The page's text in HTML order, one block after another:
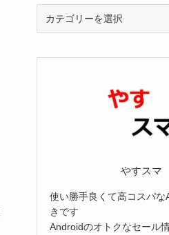
リ
やすスマ
使い勝手良くて高コスパな
きです
Androidのオトクなセール